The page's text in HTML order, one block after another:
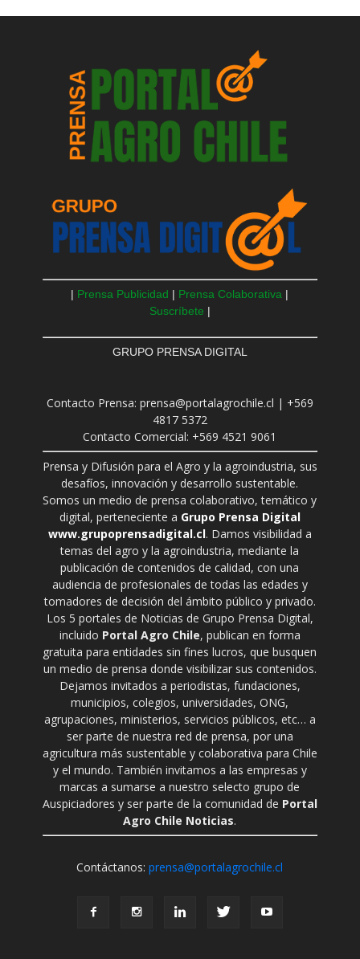
| Prensa Publicidad | Prensa Colaborativa |
Suscríbete |
GRUPO PRENSA DIGITAL
Contacto Prensa: prensa@portalagrochile.cl | +569
4817 5372
Contacto Comercial: +569 4521 9061
Prensa y Difusión para el Agro y la agroindustria, sus
desafíos, innovación y desarrollo sustentable.
Somos un medio de prensa colaborativo, temático y
digital, perteneciente a Grupo Prensa Digital
www.grupoprensadigital.cl. Damos visibilidad a
temas del agro y la agroindustria, mediante la
publicación de contenidos de calidad, con una
audiencia de profesionales de todas las edades y
tomadores de decisión del ámbito público y privado.
Los 5 portales de Noticias de Grupo Prensa Digital,
incluido Portal Agro Chile, publican en forma
gratuita para entidades sin fines lucros, que busquen
un medio de prensa donde visibilizar sus contenidos.
Dejamos invitados a periodistas, fundaciones,
municipios, colegios, universidades, ONG,
agrupaciones, ministerios, servicios públicos, etc… a
ser parte de nuestra red de prensa, por una
agricultura más sustentable y colaborativa para Chile
y el mundo. También invitamos a las empresas y
marcas a sumarse a nuestro selecto grupo de
Auspiciadores y ser parte de la comunidad de Portal
Agro Chile Noticias.
Contáctanos:prensa@portalagrochile.cl